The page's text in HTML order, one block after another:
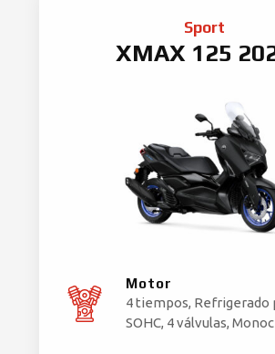
Sport
XMAX 125
Motor
4 tiempos, Refrigerado
SOHC, 4 válvulas,